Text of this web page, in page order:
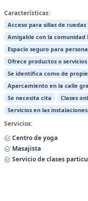
Características:
Acceso para sillas de ruedas
Amigable con la comunidad
Espacio seguro para
Ofrece productos o
Se identifica como de
Aparcamiento en la calle
Se necesita cita
Clases
Servicios en las instalaciones
Servicios:
Centro de yoga
Masajista
Servicio de clases